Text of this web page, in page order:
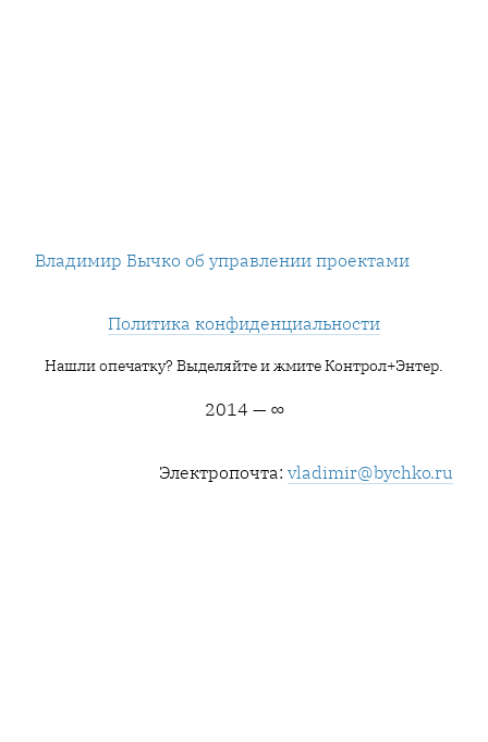
Владимир Бычко об управлении проектами
Политика конфиденциальности
Нашли опечатку? Выделяйте и жмите Контрол+Энтер.
2014 — ∞
Электропочта: vladimir@bychko.ru